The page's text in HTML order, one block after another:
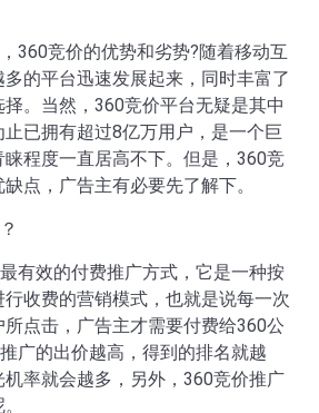
360竞价的优势和劣势?随着移动互
的平台迅速发展起来，同时丰富了
。当然，360竞价平台无疑是其中
已拥有超过8亿万用户，是一个巨
程度一直居高不下。但是，360竞
点，广告主有必要先了解下。
有效的付费推广方式，它是一种按
收费的营销模式，也就是说每一次
点击，广告主才需要付费给360公
广的出价越高，得到的排名就越
率就会越多，另外，360竞价推广